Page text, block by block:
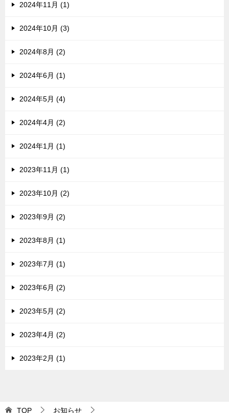
2024年11月 (1)
2024年10月 (3)
2024年8月 (2)
2024年6月 (1)
2024年5月 (4)
2024年4月 (2)
2024年1月 (1)
2023年11月 (1)
2023年10月 (2)
2023年9月 (2)
2023年8月 (1)
2023年7月 (1)
2023年6月 (2)
2023年5月 (2)
2023年4月 (2)
2023年2月 (1)
TOP お知らせ